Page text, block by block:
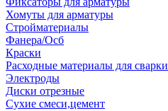
Хомуты для арматуры
Стройматериалы
Фанера/Осб
Краски
Расходные материалы для сварки
Электроды
Диски отрезные
Сухие смеси,цемент